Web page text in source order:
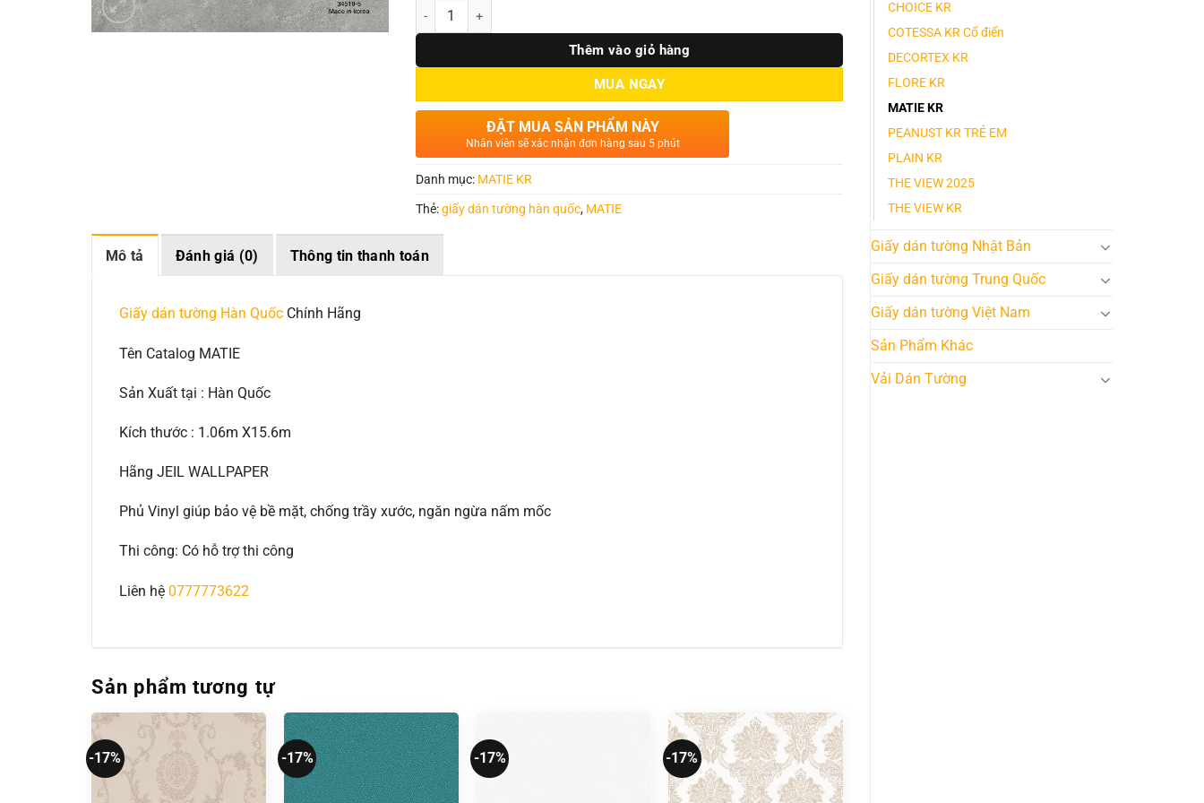
CHOICE KR
COTESSA KR Cổ điển
DECORTEX KR
FLORE KR
MATIE KR
PEANUST KR TRẺ EM
PLAIN KR
THE VIEW 2025
THE VIEW KR
Giấy dán tường Nhật Bản
Giấy dán tường Trung Quốc
Giấy dán tường Việt Nam
Sản Phẩm Khác
Vải Dán Tường
Số lượng
Thêm vào giỏ hàng
MUA NGAY
ĐẶT MUA SẢN PHẨM NÀY
Nhân viên sẽ xác nhận đơn hàng sau 5 phút
Danh mục: MATIE KR
Thẻ:giấy dán tường hàn quốc, MATIE
Mô tả Đánh giá (0) Thông tin thanh toán
Giấy dán tường Hàn Quốc Chính Hãng
Tên Catalog MATIE
Sản Xuất tại : Hàn Quốc
Kích thước : 1.06m X15.6m
Hãng JEIL WALLPAPER
Phủ Vinyl giúp bảo vệ bề mặt, chống trầy xước, ngăn ngừa nấm mốc
Thi công: Có hỗ trợ thi công
Liên hệ 0777773622
Sản phẩm tương tự
-17% -17% -17% -17%